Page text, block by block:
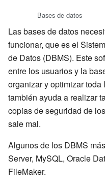
Bases de datos
Las bases de datos
funcionar, que es el
de Datos (DBMS). Este
entre los usuarios y la
organizar y optimizar
también ayuda a realizar
copias de seguridad de
sale mal.
Algunos de los DBMS
Server, MySQL, Oracle
FileMaker.